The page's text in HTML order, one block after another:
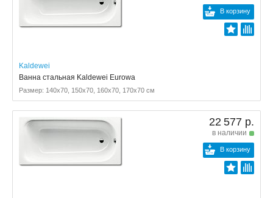
В корзину
Kaldewei
Ванна стальная Kaldewei Eurowa
Размер: 140x70, 150x70, 160x70, 170x70 см
22 577 р.
в наличии
В корзину